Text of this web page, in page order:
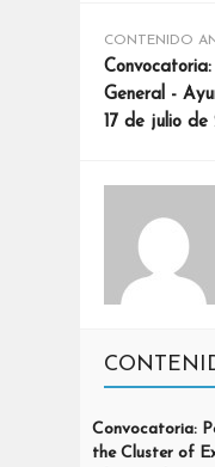
CONTENIDO
General -
17 de julio de
Convocatoria:
the Cluster of